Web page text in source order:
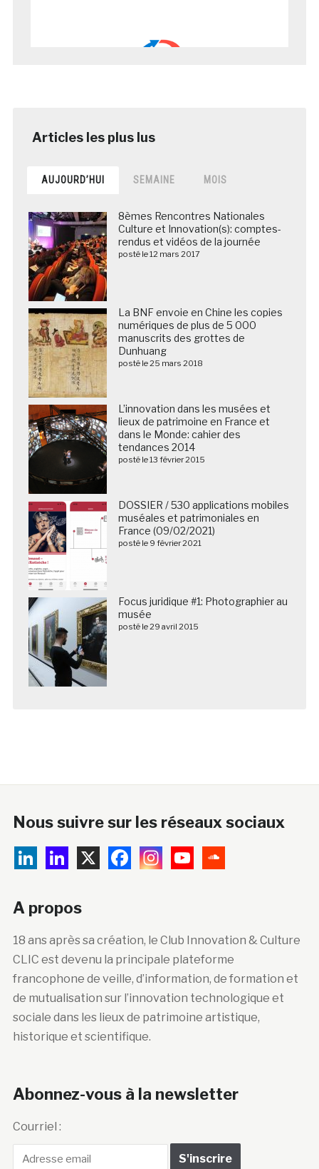
AUJOURD’HUI SEMAINE MOIS
8èmes Rencontres Nationales
Culture et Innovation(s): comptes-
rendus et vidéos de la journée
posté le 12 mars 2017
La BNF envoie en Chine les copies
numériques de plus de 5 000
manuscrits des grottes de
Dunhuang
posté le 25 mars 2018
L’innovation dans les musées et
lieux de patrimoine en France et
dans le Monde: cahier des
tendances 2014
posté le 13 février 2015
DOSSIER / 530 applications mobiles
muséales et patrimoniales en
France (09/02/2021)
posté le 9 février 2021
Focus juridique #1: Photographier au
musée
posté le 29 avril 2015
Nous suivre sur les réseaux sociaux
A propos
18 ans après sa création, le Club Innovation & Culture
CLIC est devenu la principale plateforme
francophone de veille, d’information, de formation et
de mutualisation sur l’innovation technologique et
sociale dans les lieux de patrimoine artistique,
historique et scientifique.
Abonnez-vous à la newsletter
Courriel :